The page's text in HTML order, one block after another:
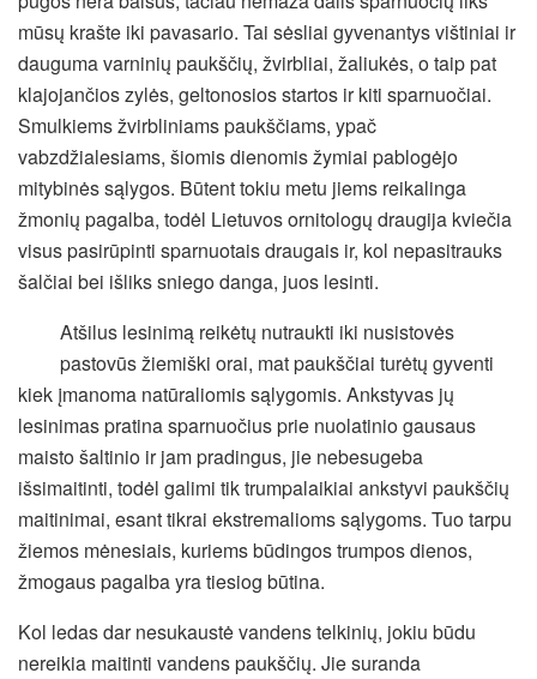
mūsų krašte iki pavasario. Tai sėsliai gyvenantys vištiniai ir
dauguma varninių paukščių, žvirbliai, žaliukės, o taip pat
klajojančios zylės, geltonosios startos ir kiti sparnuočiai.
Smulkiems žvirbliniams paukščiams, ypač
vabzdžialesiams, šiomis dienomis žymiai pablogėjo
mitybinės sąlygos. Būtent tokiu metu jiems reikalinga
žmonių pagalba, todėl Lietuvos ornitologų draugija kviečia
visus pasirūpinti sparnuotais draugais ir, kol nepasitrauks
šalčiai bei išliks sniego danga, juos lesinti.
Atšilus lesinimą reikėtų nutraukti iki nusistovės
pastovūs žiemiški orai, mat paukščiai turėtų gyventi
kiek įmanoma natūraliomis sąlygomis. Ankstyvas jų
lesinimas pratina sparnuočius prie nuolatinio gausaus
maisto šaltinio ir jam pradingus, jie nebesugeba
išsimaitinti, todėl galimi tik trumpalaikiai ankstyvi paukščių
maitinimai, esant tikrai ekstremalioms sąlygoms. Tuo tarpu
žiemos mėnesiais, kuriems būdingos trumpos dienos,
žmogaus pagalba yra tiesiog būtina.
Kol ledas dar nesukaustė vandens telkinių, jokiu būdu
nereikia maitinti vandens paukščių. Jie suranda